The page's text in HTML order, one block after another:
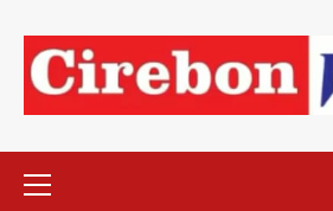
content
Menu